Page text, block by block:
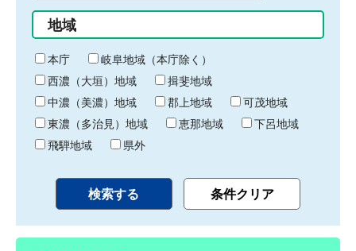
始
り
間
終
わ
り
地域
本庁
岐阜地域（本庁除く）
西濃（大垣）地域
揖斐地域
中濃（美濃）地域
郡上地域
可茂地域
東濃（多治見）地域
恵那地域
下呂地域
飛騨地域
県外